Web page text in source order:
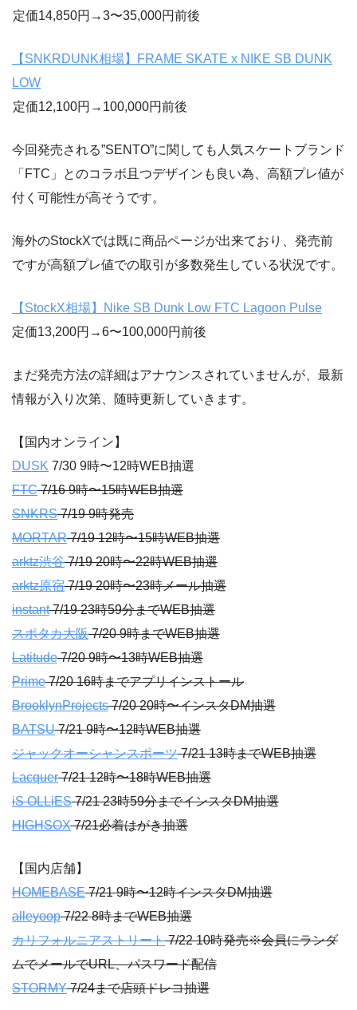
定価14,850円→3〜35,000円前後
【SNKRDUNK相場】FRAME SKATE x NIKE SB DUNK
LOW
定価12,100円→100,000円前後
今回発売される”SENTO”に関しても人気スケートブランド
「FTC」とのコラボ且つデザインも良い為、高額プレ値が
付く可能性が高そうです。
海外のStockXでは既に商品ページが出来ており、発売前
ですが高額プレ値での取引が多数発生している状況です。
【StockX相場】Nike SB Dunk Low FTC Lagoon Pulse
定価13,200円→6〜100,000円前後
まだ発売方法の詳細はアナウンスされていませんが、最新
情報が入り次第、随時更新していきます。
【国内オンライン】
DUSK 7/30 9時〜12時WEB抽選
FTC7/16 9時〜15時WEB抽選
SNKRS7/19 9時発売
MORTAR7/19 12時〜15時WEB抽選
arktz渋谷7/19 20時〜22時WEB抽選
arktz原宿7/19 20時〜23時メール抽選
instant7/19 23時59分までWEB抽選
スポタカ大阪7/20 9時までWEB抽選
Latitude7/20 9時〜13時WEB抽選
Prime7/20 16時までアプリインストール
BrooklynProjects7/20 20時〜インスタDM抽選
BATSU7/21 9時〜12時WEB抽選
ジャックオーシャンスポーツ7/21 13時までWEB抽選
Lacquer7/21 12時〜18時WEB抽選
iS OLLiES7/21 23時59分までインスタDM抽選
HIGHSOX7/21必着はがき抽選
【国内店舗】
HOMEBASE7/21 9時〜12時インスタDM抽選
alleyoop7/22 8時までWEB抽選
カリフォルニアストリート7/22 10時発売※会員にランダ
ムでメールでURL、パスワード配信
STORMY7/24まで店頭ドレコ抽選